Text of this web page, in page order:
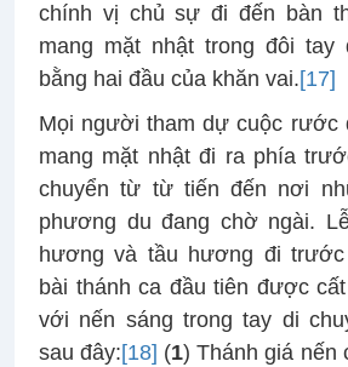
chính vị chủ sự đi đến bàn
mang mặt nhật trong đôi tay
bằng hai đầu của khăn vai.[17]
Mọi người tham dự cuộc rước
mang mặt nhật đi ra phía
chuyển từ từ tiến đến nơi
phương du đang chờ ngài.
hương và tầu hương đi
bài thánh ca đầu tiên được
với nến sáng trong tay di
sau đây:[18] (1) Thánh giá nến